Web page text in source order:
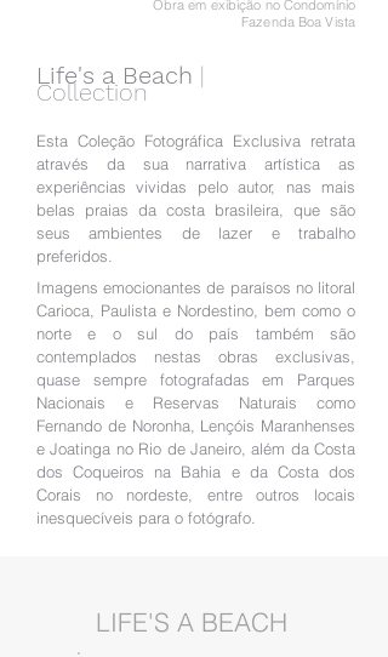
Obra em exibição no Condomínio
Fazenda Boa Vista
Life's a Beach |
Collection
Esta Coleção Fotográfica Exclusiva retrata
através da sua narrativa artística as
experiências vividas pelo autor, nas mais
belas praias da costa brasileira, que são
seus ambientes de lazer e trabalho
preferidos.
Imagens emocionantes de paraísos no litoral
Carioca, Paulista e Nordestino, bem como o
norte e o sul do país também são
contemplados nestas obras exclusivas,
quase sempre fotografadas em Parques
Nacionais e Reservas Naturais como
Fernando de Noronha, Lençóis Maranhenses
e Joatinga no Rio de Janeiro, além da Costa
dos Coqueiros na Bahia e da Costa dos
Corais no nordeste, entre outros locais
inesquecíveis para o fotógrafo.
LIFE'S A BEACH